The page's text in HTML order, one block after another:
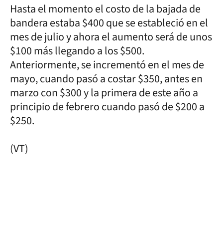
Hasta el momento el costo de la bajada de
bandera estaba $400 que se estableció en el
mes de julio y ahora el aumento será de unos
$100 más llegando a los $500.
Anteriormente, se incrementó en el mes de
mayo, cuando pasó a costar $350, antes en
marzo con $300 y la primera de este año a
principio de febrero cuando pasó de $200 a
$250.
(VT)